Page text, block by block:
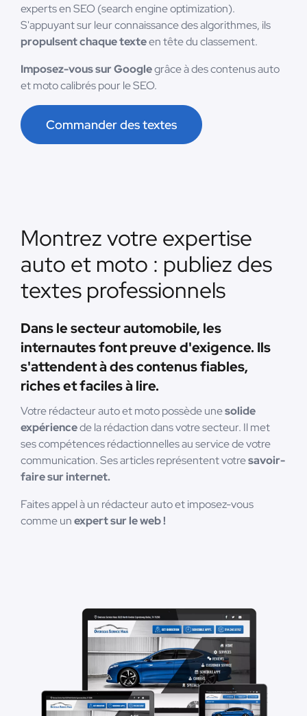
experts en SEO (search engine optimization).
S'appuyant sur leur connaissance des algorithmes, ils
propulsent chaque texteen tête du classement.
Imposez-vous sur Googlegrâce à des contenus auto
et moto calibrés pour le SEO.
Commander des textes
Montrez votre expertise
auto et moto : publiez des
textes professionnels
Dans le secteur automobile, les
internautes font preuve d'exigence. Ils
s'attendent à des contenus fiables,
riches et faciles à lire.
Votre rédacteur auto et moto possède unesolide
expériencede la rédaction dans votre secteur. Il met
ses compétences rédactionnelles au service de votre
communication. Ses articles représentent votresavoir-
faire sur internet.
Faites appel à un rédacteur auto et imposez-vous
comme unexpert sur le web !